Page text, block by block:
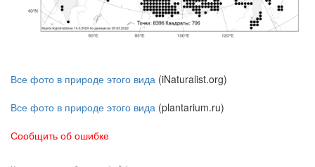
Все фото в природе этого вида (iNaturalist.org)
Все фото в природе этого вида (plantarium.ru)
Сообщить об ошибке